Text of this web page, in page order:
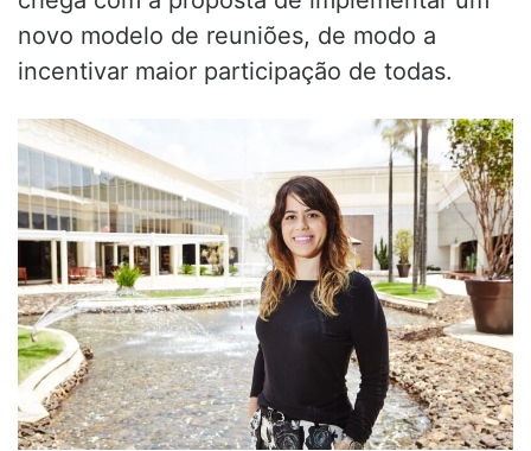
novo modelo de reuniões, de modo a
incentivar maior participação de todas.